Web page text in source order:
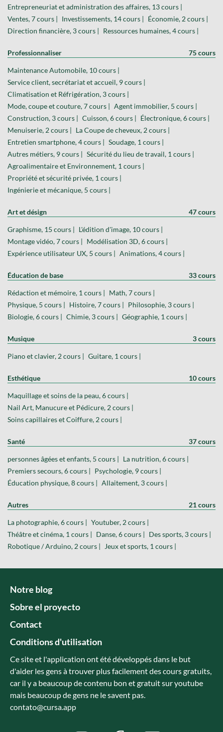
Entrepreneuriat et administration des affaires, 13 cours |
Ventes, 7 cours | Investissements, 14 cours | Économie, 2 cours |
Direction financière, 3 cours | Ressources humaines, 4 cours |
Professionnaliser 75 cours
Maintenance Automobile, 10 cours |
Service client, secrétariat et accueil, 9 cours |
Climatisation et Réfrigération, 3 cours |
Mode, coupe et couture, 7 cours | Agent immobilier, 5 cours |
Construction, 3 cours | Cuisson, 6 cours | Électronique, 6 cours |
Menuiserie, 2 cours | La Coupe de cheveux, 2 cours |
Entretien smartphone, 4 cours | Soudage, 1 cours |
Autres métiers, 9 cours | Sécurité du lieu de travail, 1 cours |
Agroalimentaire et Environnement, 1 cours |
Propriété et sécurité privée, 1 cours |
Ingénierie et mécanique, 5 cours |
Art et désign 47 cours
Graphisme, 15 cours | L'édition d'image, 10 cours |
Montage vidéo, 7 cours | Modélisation 3D, 6 cours |
Expérience utilisateur UX, 5 cours | Animations, 4 cours |
Éducation de base 33 cours
Rédaction et mémoire, 1 cours | Math, 7 cours |
Physique, 5 cours | Histoire, 7 cours | Philosophie, 3 cours |
Biologie, 6 cours | Chimie, 3 cours | Géographie, 1 cours |
Musique 3 cours
Piano et clavier, 2 cours | Guitare, 1 cours |
Esthétique 10 cours
Maquillage et soins de la peau, 6 cours |
Nail Art, Manucure et Pédicure, 2 cours |
Soins capillaires et Coiffure, 2 cours |
Santé 37 cours
personnes âgées et enfants, 5 cours | La nutrition, 6 cours |
Premiers secours, 6 cours | Psychologie, 9 cours |
Éducation physique, 8 cours | Allaitement, 3 cours |
Autres 21 cours
La photographie, 6 cours | Youtuber, 2 cours |
Théâtre et cinéma, 1 cours | Danse, 6 cours | Des sports, 3 cours |
Robotique / Arduino, 2 cours |
Jeux et sports, 1 cours |
Notre blog
Sobre el proyecto
Contact
Conditions d'utilisation
Ce site et l'application ont été développés dans le but
d'aider les gens à trouver plus facilement des cours gratuits,
car il y a beaucoup de contenu bon et gratuit sur youtube
mais beaucoup de gens ne le savent pas.
contato@cursa.app